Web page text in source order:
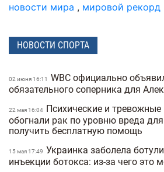
новости мира , мировой рекорд
НОВОСТИ СПОРТА
02 июня 16:11
WBC официально
обязательного соперника для
22 мая 16:04 Психические и тревожные
обогнали рак по уровню вреда
получить бесплатную помощь
15 мая 17:49 Украинка заболела
инъекции ботокса: из-за чего это